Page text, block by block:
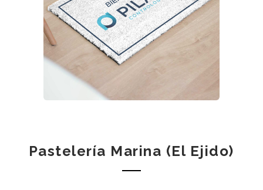
Pastelería Marina (El Ejido)